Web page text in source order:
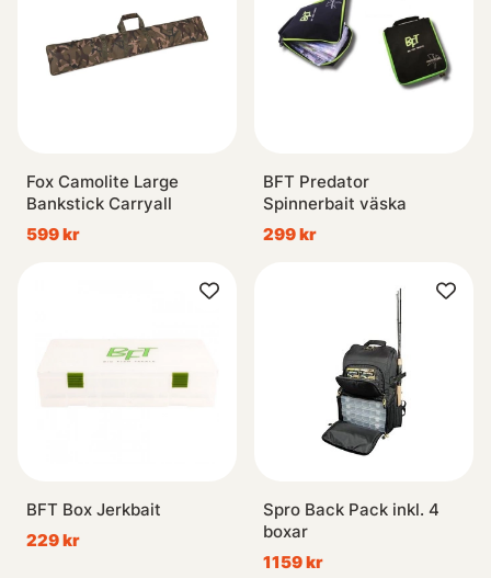
Fox Camolite Large
Bankstick Carryall
599 kr
BFT Predator
Spinnerbait väska
299 kr
BFT Box Jerkbait
229 kr
Spro Back Pack inkl. 4
boxar
1159 kr